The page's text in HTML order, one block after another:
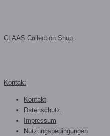
CLAAS Collection Shop
Kontakt
Kontakt
Datenschutz
Impressum
Nutzungsbedingungen